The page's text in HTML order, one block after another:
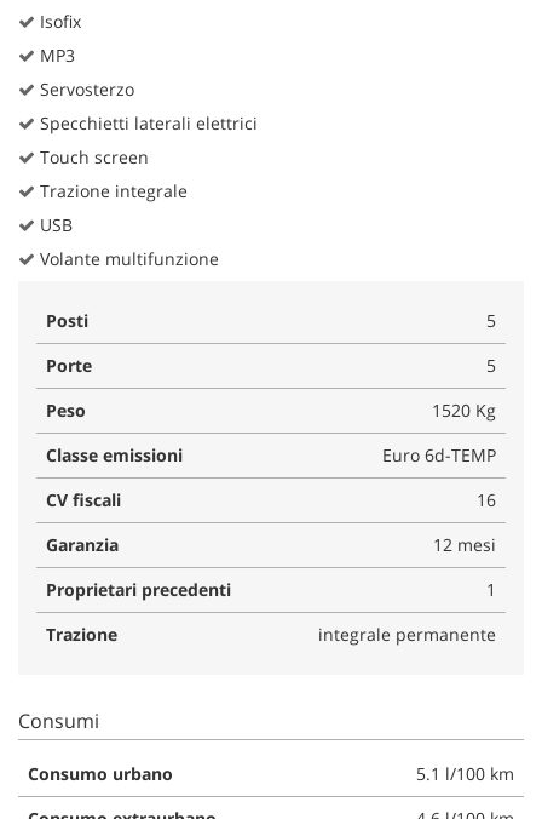
Isofix
MP3
Servosterzo
Specchietti laterali elettrici
Touch screen
Trazione integrale
USB
Volante multifunzione
Posti
5
Porte
5
Peso
1520 Kg
Classe emissioni
Euro 6d-TEMP
CV fiscali
16
Garanzia
12 mesi
Proprietari precedenti
1
Trazione
integrale permanente
Consumi
Consumo urbano
5.1 l/100 km